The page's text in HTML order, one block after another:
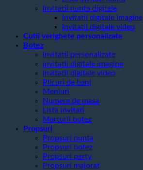
Invitatii nunta digitale
Invitatii digitale imagine
Invitatii digitale video
Cutii verighete personalizate
Botez
Invitatii personalizate
invitatii digitale imagine
Invitatii digitale video
Plicuri de bani
Meniuri
Numere de masa
Lista invitati
Marturii botez
Propsuri
Propsuri nunta
Propsuri botez
Propsuri party
Propsuri majorat